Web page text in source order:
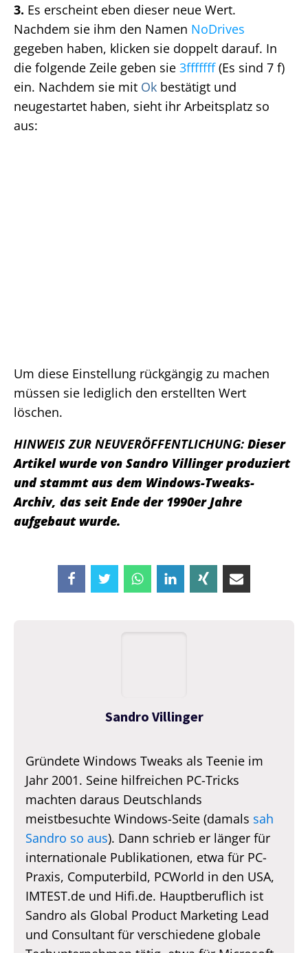
3. Es erscheint eben dieser neue Wert.
Nachdem sie ihm den Namen NoDrives
gegeben haben, klicken sie doppelt darauf. In
die folgende Zeile geben sie 3fffffff(Es sind 7 f)
ein. Nachdem sie mit Ok bestätigt und
neugestartet haben, sieht ihr Arbeitsplatz so
aus:
Um diese Einstellung rückgängig zu machen
müssen sie lediglich den erstellten Wert
löschen.
HINWEIS ZUR NEUVERÖFFENTLICHUNG: Dieser
Artikel wurde von Sandro Villinger produziert
und stammt aus dem Windows-Tweaks-
Archiv, das seit Ende der 1990er Jahre
aufgebaut wurde.
Sandro Villinger
Gründete Windows Tweaks als Teenie im
Jahr 2001. Seine hilfreichen PC-Tricks
machten daraus Deutschlands
meistbesuchte Windows-Seite (damals sah
Sandro so aus). Dann schrieb er länger für
internationale Publikationen, etwa für PC-
Praxis, Computerbild, PCWorld in den USA,
IMTEST.de und Hifi.de. Hauptberuflich ist
Sandro als Global Product Marketing Lead
und Consultant für verschiedene globale